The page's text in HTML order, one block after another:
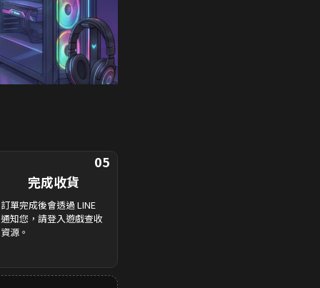
05
完成收貨
訂單完成後會透過 LINE
通知您，請登入遊戲查收
資源。